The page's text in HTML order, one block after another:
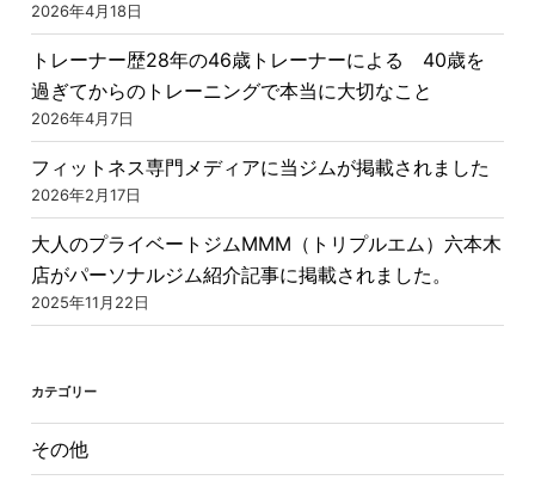
2026年4月18日
トレーナー歴28年の46歳トレーナーによる 40歳を
過ぎてからのトレーニングで本当に大切なこと
2026年4月7日
フィットネス専門メディアに当ジムが掲載されました
2026年2月17日
大人のプライベートジムMMM（トリプルエム）六本木
店がパーソナルジム紹介記事に掲載されました。
2025年11月22日
カテゴリー
その他